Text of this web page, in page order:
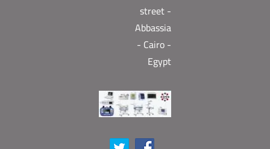
street -
Abbassia
- Cairo -
Egypt